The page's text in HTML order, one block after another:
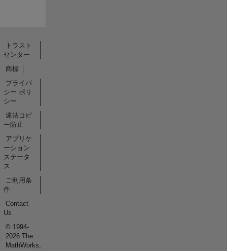
トラスト
センター
商標
プライバ
シー ポリ
シー
違法コピ
ー防止
アプリケ
ーション
ステータ
ス
ご利用条
件
Contact
Us
© 1994-
2026 The
MathWorks,